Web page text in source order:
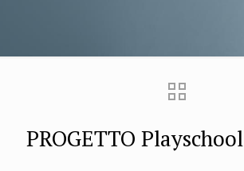
PROGETTO Playschool